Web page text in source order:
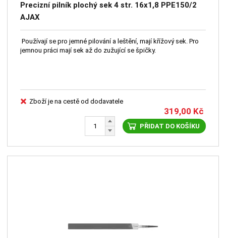
Precizní pilník plochý sek 4 str. 16x1,8 PPE150/2
AJAX
Používají se pro jemné pilování a leštění, mají křížový sek. Pro
jemnou práci mají sek až do zužující se špičky.
Zboží je na cestě od dodavatele
319,00 Kč
PŘIDAT DO KOŠÍKU